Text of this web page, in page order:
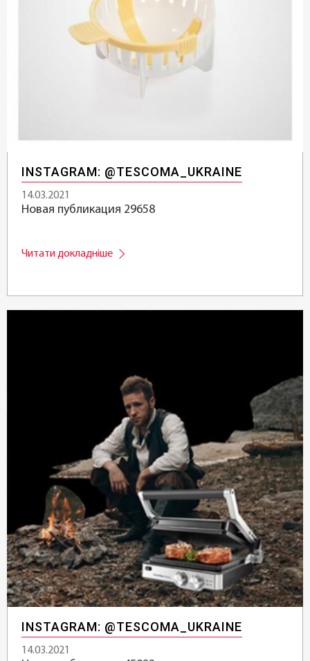
INSTAGRAM: @TESCOMA_UKRAINE
14.03.2021
Новая публикация 29658
Читати докладніше
INSTAGRAM: @TESCOMA_UKRAINE
14.03.2021